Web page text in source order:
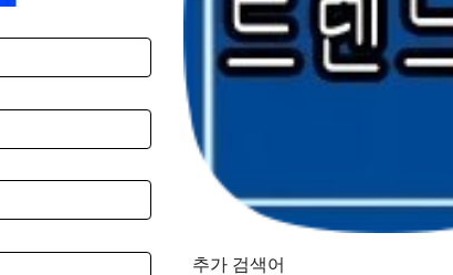
추가 검색어